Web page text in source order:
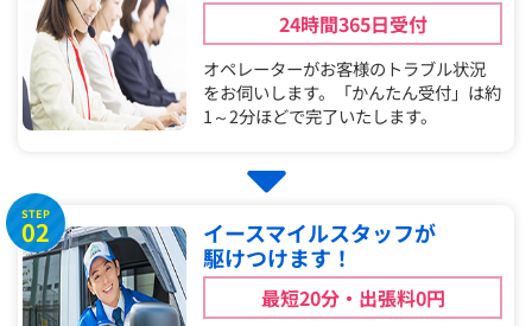
24時間365日受付
オペレーターがお客様のトラブル状況
をお伺いします。「かんたん受付」は約
1～2分ほどで完了いたします。
STEP
02
イースマイルスタッフが
駆けつけます！
最短20分・出張料0円